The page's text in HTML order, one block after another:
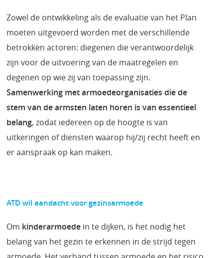
Zowel de ontwikkeling als de evaluatie van het Plan
moeten uitgevoerd worden met de verschillende
betrokken actoren: diegenen die verantwoordelijk
zijn voor de uitvoering van de maatregelen en
degenen op wie zij van toepassing zijn.
Samenwerking met armoedeorganisaties die de
stem van de armsten laten horen is van essentieel
belang, zodat iedereen op de hoogte is van
uitkeringen of diensten waarop hij/zij recht heeft en
er aanspraak op kan maken.
ATD wil aandacht voor gezinsarmoede
Om kinderarmoede in te dijken, is het nodig het
belang van het gezin te erkennen in de strijd tegen